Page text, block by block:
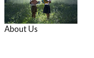
About Us